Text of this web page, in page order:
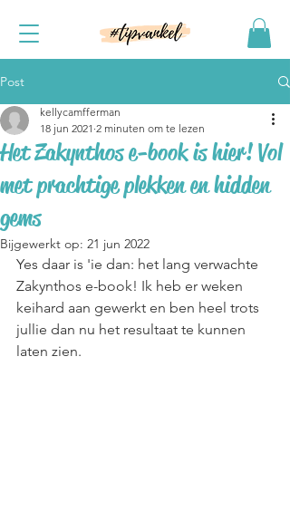
Post
Het Zakynthos e-book is hier! Vol
met prachtige plekken en hidden
gems
kellycamfferman
18 jun 2021 2 minuten om te lezen
Bijgewerkt op: 21 jun 2022
Yes daar is 'ie dan: het lang verwachte
Zakynthos e-book! Ik heb er weken
keihard aan gewerkt en ben heel trots
jullie dan nu het resultaat te kunnen
laten zien.